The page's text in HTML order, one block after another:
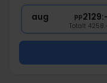
2x Gratis dryck
aug pp
Totalt 4258:-